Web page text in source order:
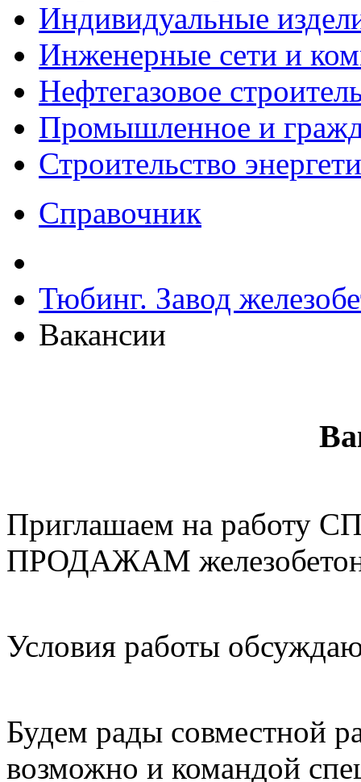
Индивидуальные
Инженерные сети и
Нефтегазовое
Промышленное и
Строительство
Справочник
Тюбинг. Завод
Вакансии
Приглашаем на работу
ПРОДАЖАМ
Условия работы
Будем рады совместной
возможно и командой